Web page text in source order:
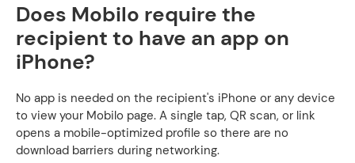
Does Mobilo require the
recipient to have an app on
iPhone?
No app is needed on the recipient's iPhone or any device
to view your Mobilo page. A single tap, QR scan, or link
opens a mobile-optimized profile so there are no
download barriers during networking.